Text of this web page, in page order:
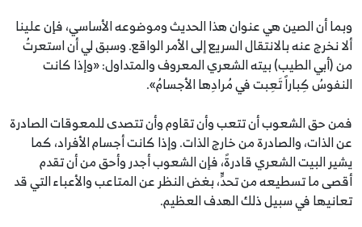
وبما أن الصين هي عنوان هذا الحديث وموضوعه الأساسي، فإن علينا
ألا نخرج عنه بالانتقال السريع إلى الأمر الواقع. وسبق لي أن استعرتُ
من (أبي الطيب) بيته الشعري المعروف والمتداول: «وإذا كانت
النفوسُ كِباراً تَعِبت في مُرادِها الأجسامُ».
فمن حق الشعوب أن تتعب وأن تقاوم وأن تتصدى للمعوقات الصادرة
عن الذات، والصادرة من خارج الذات. وإذا كانت أجسام الأفراد، كما
يشير البيت الشعري قادرةً، فإن الشعوب أجدر وأحق من أن تقدم
أقصى ما تسطيعه من تحدٍّ، بغض النظر عن المتاعب والأعباء التي قد
تعانيها في سبيل ذلك الهدف العظيم.